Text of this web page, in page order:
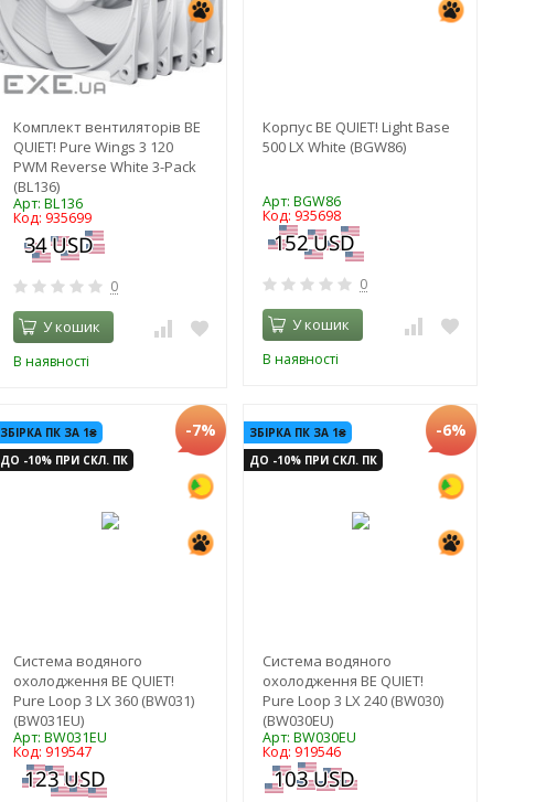
Комплект вентиляторів BE
QUIET! Pure Wings 3 120
PWM Reverse White 3-Pack
(BL136)
Арт: BL136
Код: 935699
0
У кошик
В наявності
Корпус BE QUIET! Light Base
500 LX White (BGW86)
Арт: BGW86
Код: 935698
0
У кошик
В наявності
ЗБІРКА ПК ЗА 1₴
ДО -10% ПРИ СКЛ. ПК
-7%
Система водяного
охолодження BE QUIET!
Pure Loop 3 LX 360 (BW031)
(BW031EU)
Арт: BW031EU
Код: 919547
ЗБІРКА ПК ЗА 1₴
ДО -10% ПРИ СКЛ. ПК
-6%
Система водяного
охолодження BE QUIET!
Pure Loop 3 LX 240 (BW030)
(BW030EU)
Арт: BW030EU
Код: 919546